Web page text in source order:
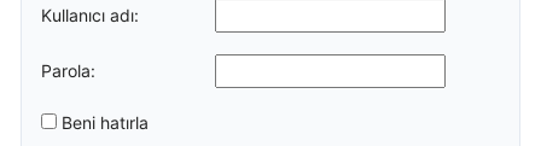
Kullanıcı adı:
Parola:
Beni hatırla